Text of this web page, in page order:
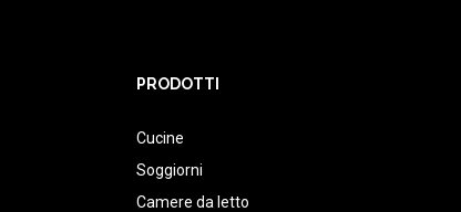
PRODOTTI
Cucine
Soggiorni
Camere da letto